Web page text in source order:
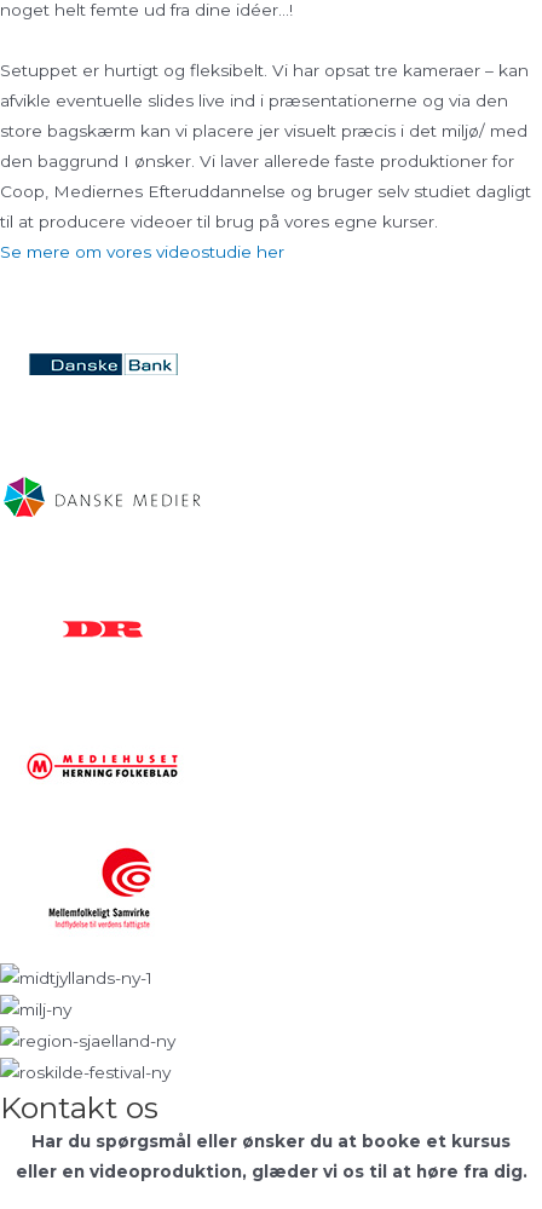
noget helt femte ud fra dine idéer…!
Setuppet er hurtigt og fleksibelt. Vi har opsat tre kameraer – kan
afvikle eventuelle slides live ind i præsentationerne og via den
store bagskærm kan vi placere jer visuelt præcis i det miljø/ med
den baggrund I ønsker. Vi laver allerede faste produktioner for
Coop, Mediernes Efteruddannelse og bruger selv studiet dagligt
til at producere videoer til brug på vores egne kurser.
Se mere om vores videostudie her
Kontakt os
Har du spørgsmål eller ønsker du at booke et kursus
eller en videoproduktion, glæder vi os til at høre fra dig.